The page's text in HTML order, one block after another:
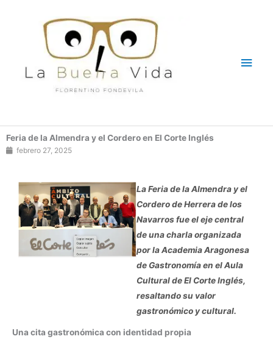
Feria de la Almendra y el Cordero en El Corte Inglés
febrero 27, 2025
La Feria de la Almendra y el
Cordero de Herrera de los
Navarros fue el eje central
de una charla organizada
por la Academia Aragonesa
de Gastronomía en el Aula
Cultural de El Corte Inglés,
resaltando su valor
gastronómico y cultural.
Una cita gastronómica con identidad propia